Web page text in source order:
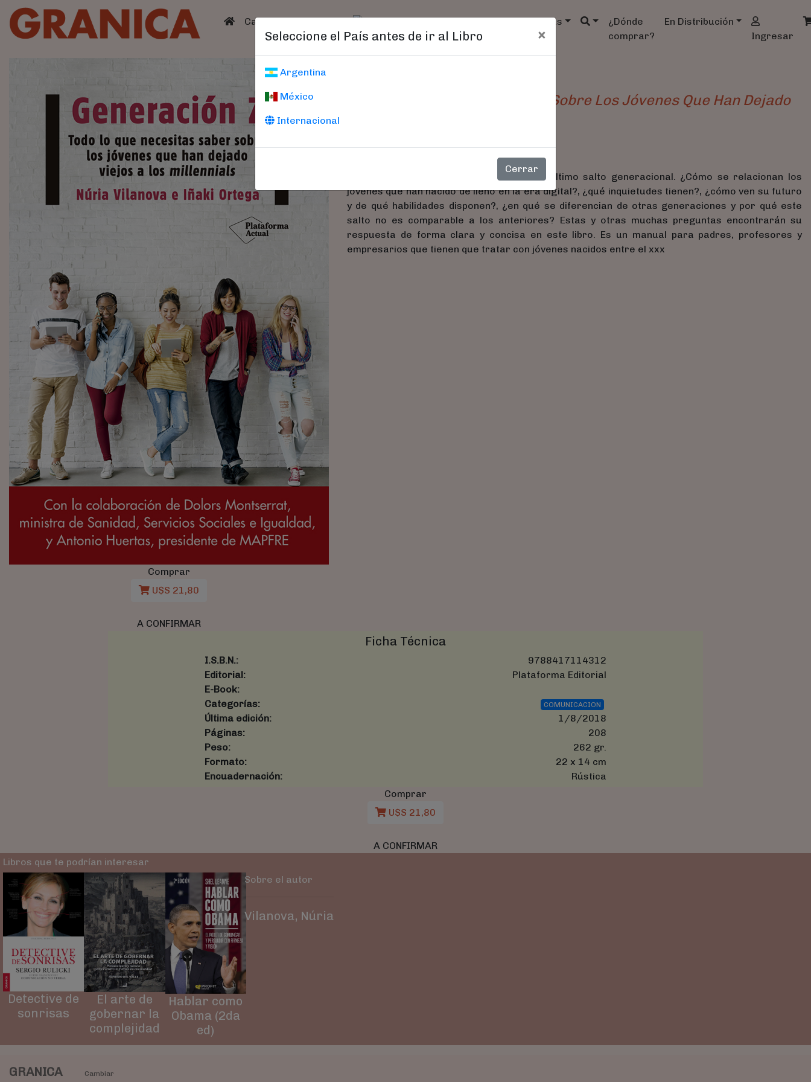
(current)
Catálogo Catálogo Agendas
¿Dónde
comprar?
En Distribución
Ingresar
Seleccione el País antes de ir al Libro ×
Argentina
México
Internacional
Cerrar
Comprar
U$S 21,80
A CONFIRMAR
Todo Lo Que Necesitas Saber Sobre Los Jóvenes Que Han Dejado
Generación Z analiza con profundidad el último salto generacional. ¿Cómo se relacionan los
jóvenes que han nacido de lleno en la era digital?, ¿qué inquietudes tienen?, ¿cómo ven su futuro
y de qué habilidades disponen?, ¿en qué se diferencian de otras generaciones y por qué este
salto no es comparable a los anteriores? Estas y otras muchas preguntas encontrarán su
respuesta de forma clara y concisa en este libro. Es un manual para padres, profesores y
empresarios que tienen que tratar con jóvenes nacidos entre el xxx
Ficha Técnica
I.S.B.N.:
9788417114312
Editorial:
Plataforma Editorial
E-Book:
Categorías:
COMUNICACION
Última edición:
1/8/2018
Páginas:
208
Peso:
262 gr.
Formato:
22 x 14 cm
Encuadernación:
Rústica
Comprar
U$S 21,80
A CONFIRMAR
Libros que te podrían interesar
Detective de
sonrisas
El arte de
gobernar la
complejidad
Hablar como
Obama (2da
ed)
Sobre el autor
Vilanova, Núria
GRANICA Cambiar